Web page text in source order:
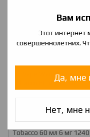
Вам
Этот интернет
совершеннолетних.
Да, мне
Нет, мне
I'm Vape Warrior Coconut
Tobacco 60 мл 1.5 мг